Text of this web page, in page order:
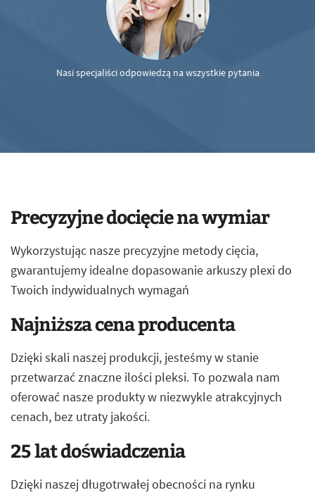
Nasi specjaliści odpowiedzą na wszystkie pytania
Precyzyjne docięcie na wymiar
Wykorzystując nasze precyzyjne metody cięcia,
gwarantujemy idealne dopasowanie arkuszy plexi do
Twoich indywidualnych wymagań
Najniższa cena producenta
Dzięki skali naszej produkcji, jesteśmy w stanie
przetwarzać znaczne ilości pleksi. To pozwala nam
oferować nasze produkty w niezwykle atrakcyjnych
cenach, bez utraty jakości.
25 lat doświadczenia
Dzięki naszej długotrwałej obecności na rynku